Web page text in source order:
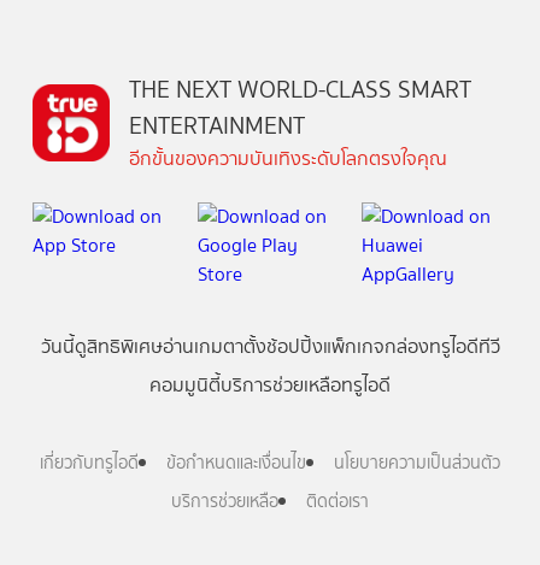
THE NEXT WORLD-CLASS SMART
ENTERTAINMENT
อีกขั้นของความบันเทิงระดับโลกตรงใจคุณ
วันนี้ดูสิทธิพิเศษอ่านเกมตาตั้งช้อปปิ้งแพ็กเกจกล่องทรูไอดีทีวี
คอมมูนิตี้บริการช่วยเหลือทรูไอดี
เกี่ยวกับทรูไอดี ข้อกำหนดและเงื่อนไข
นโยบายความเป็นส่วนตัว
บริการช่วยเหลือ
ติดต่อเรา